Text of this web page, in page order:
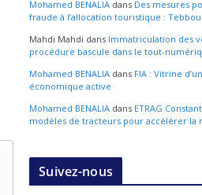
Mohamed BENALIA dans Des mesures
fraude à l’allocation touristique :
Mahdi Mahdi dans Immatriculation des
procédure bascule dans le tout-
Mohamed BENALIA dans FIA : Vitrine
économique active
Mohamed BENALIA dans ETRAG
modèles de tracteurs pour accélérer la
Suivez-nous